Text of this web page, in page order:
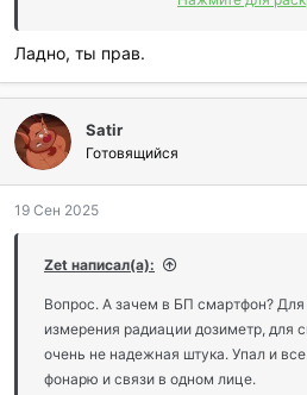
локальных Wi-Fi сетей.
Ладно, ты прав.
Satir
Готовящийся
19 Сен 2025
Zet написал(а):
Вопрос. А зачем в БП смартфон? Для
измерения радиации дозиметр, для
очень не надежная штука. Упал и
фонарю и связи в одном лице.